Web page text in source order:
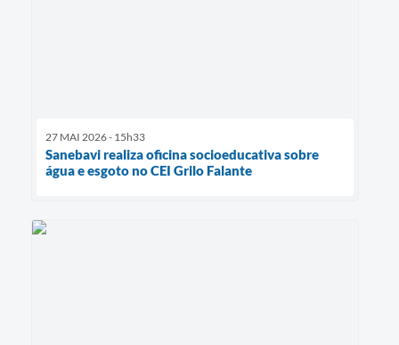
27 MAI 2026 - 15h33
Sanebavi realiza oficina socioeducativa sobre
água e esgoto no CEI Grilo Falante